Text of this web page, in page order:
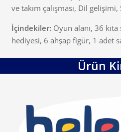
ve takım çalışması, Dil
İçindekiler: Oyun alanı, 36
hediyesi, 6 ahşap figür, 1 adet
Ürün